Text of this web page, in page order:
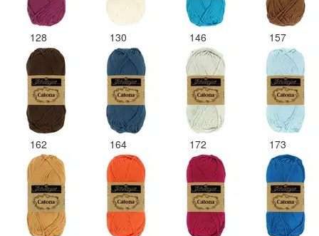
128 130 146 157
162 164 172 173